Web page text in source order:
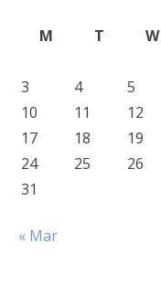
M
T W
3
4 5
10
11 12
17
18 19
24
25 26
31
« Mar